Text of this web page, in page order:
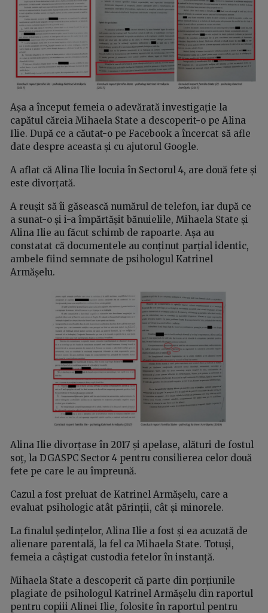
Așa a început femeia o adevărată investigație la
capătul căreia Mihaela State a descoperit-o pe Alina
Ilie. După ce a căutat-o pe Facebook a încercat să afle
date despre aceasta și cu ajutorul Google.
A aflat că Alina Ilie locuia în Sectorul 4, are două fete și
este divorțată.
A reușit să îi găsească numărul de telefon, iar după ce
a sunat-o și i-a împărtășit bănuielile, Mihaela State și
Alina Ilie au făcut schimb de rapoarte. Așa au
constatat că documentele au conținut parțial identic,
ambele fiind semnate de psihologul Katrinel
Armășelu.
Alina Ilie divorțase în 2017 și apelase, alături de fostul
soț, la DGASPC Sector 4 pentru consilierea celor două
fete pe care le au împreună.
Cazul a fost preluat de Katrinel Armășelu, care a
evaluat psihologic atât părinții, cât și minorele.
La finalul ședințelor, Alina Ilie a fost și ea acuzată de
alienare parentală, la fel ca Mihaela State. Totuși,
femeia a câștigat custodia fetelor în instanță.
Mihaela State a descoperit că parte din porțiunile
plagiate de psihologul Katrinel Armășelu din raportul
pentru copiii Alinei Ilie, folosite în raportul pentru